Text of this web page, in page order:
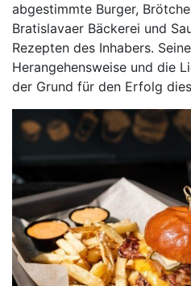
abgestimmte Burger,
Bratislavaer Bäckerei und
Rezepten des Inhabers.
Herangehensweise und die
der Grund für den Erfolg